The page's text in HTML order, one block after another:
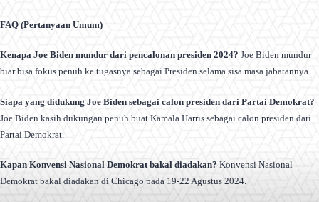
FAQ (Pertanyaan Umum)
Kenapa Joe Biden mundur dari pencalonan presiden 2024? Joe Biden mundur
biar bisa fokus penuh ke tugasnya sebagai Presiden selama sisa masa jabatannya.
Siapa yang didukung Joe Biden sebagai calon presiden dari Partai Demokrat?
Joe Biden kasih dukungan penuh buat Kamala Harris sebagai calon presiden dari
Partai Demokrat.
Kapan Konvensi Nasional Demokrat bakal diadakan? Konvensi Nasional
Demokrat bakal diadakan di Chicago pada 19-22 Agustus 2024.